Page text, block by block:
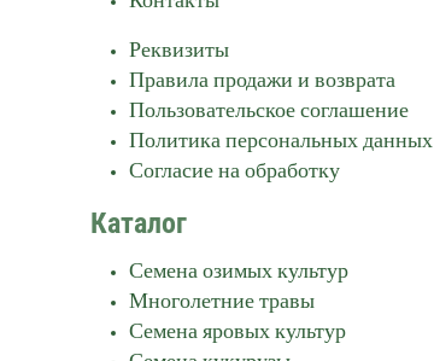
Реквизиты
Правила продажи и возврата
Пользовательское соглашение
Политика персональных данных
Согласие на обработку
Каталог
Семена озимых культур
Многолетние травы
Семена яровых культур